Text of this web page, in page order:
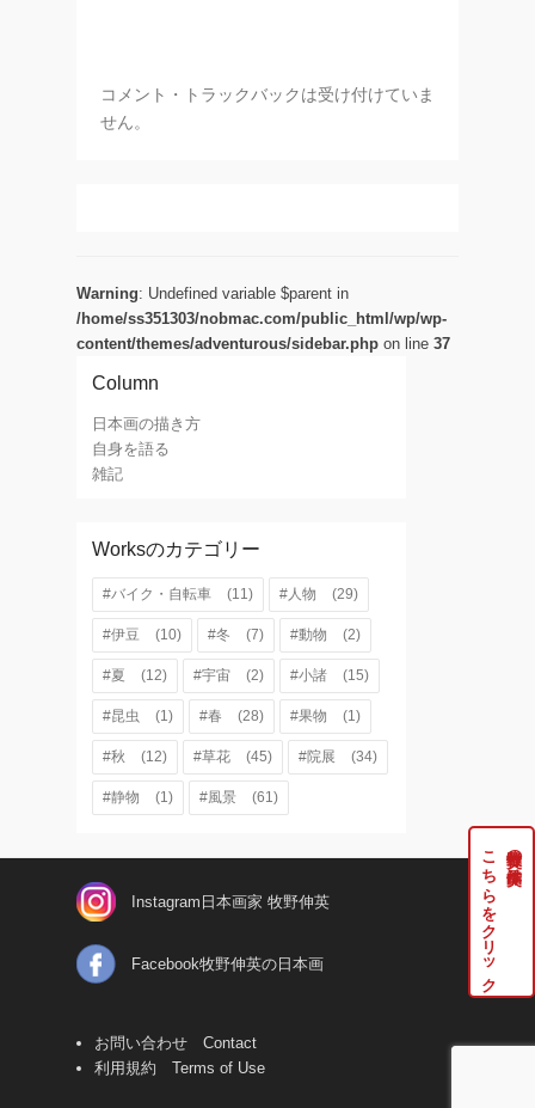
コメント・トラックバックは受け付けていま
せん。
Warning: Undefined variable $parent in
/home/ss351303/nobmac.com/public_html/wp/wp-
content/themes/adventurous/sidebar.php on line 37
Column
日本画の描き方
自身を語る
雑記
Worksのカテゴリー
#バイク・自転車 (11) #人物 (29)
#伊豆 (10) #冬 (7) #動物 (2)
#夏 (12) #宇宙 (2) #小諸 (15)
#昆虫 (1) #春 (28) #果物 (1)
#秋 (12) #草花 (45) #院展 (34)
#静物 (1) #風景 (61)
牧野伸英の実作品は
こちらをクリック
Instagram日本画家 牧野伸英
Facebook牧野伸英の日本画
お問い合わせ Contact
利用規約 Terms of Use